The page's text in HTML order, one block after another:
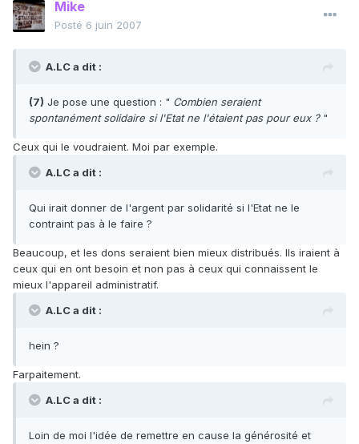
Mike
Posté 6 juin 2007
A.LC a dit :
(7) Je pose une question : " Combien seraient
spontanément solidaire si l'Etat ne l'étaient pas pour eux ?"
Ceux qui le voudraient. Moi par exemple.
A.LC a dit :
Qui irait donner de l'argent par solidarité si l'Etat ne le
contraint pas à le faire ?
Beaucoup, et les dons seraient bien mieux distribués. Ils iraient à
ceux qui en ont besoin et non pas à ceux qui connaissent le
mieux l'appareil administratif.
A.LC a dit :
hein ?
Farpaitement.
A.LC a dit :
Loin de moi l'idée de remettre en cause la générosité et